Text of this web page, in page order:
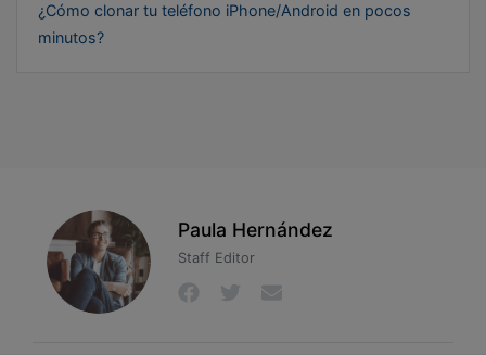
¿Cómo clonar tu teléfono iPhone/Android en pocos
minutos?
Paula Hernández
Staff Editor